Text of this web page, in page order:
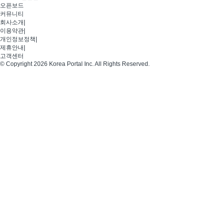
오픈보드
커뮤니티
회사소개
이용약관
개인정보정책
제휴안내
고객센터
© Copyright 2026 Korea Portal Inc. All Rights Reserved.